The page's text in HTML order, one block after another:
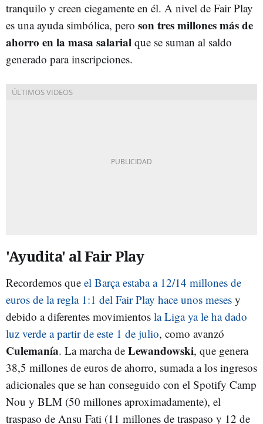
tranquilo y creen ciegamente en él. A nivel de Fair Play
es una ayuda simbólica, pero son tres millones más de
ahorro en la masa salarial que se suman al saldo
generado para inscripciones.
'Ayudita' al Fair Play
Recordemos que el Barça estaba a 12/14 millones de
euros de la regla 1:1 del Fair Play hace unos meses y
debido a diferentes movimientos la Liga ya le ha dado
luz verde a partir de este 1 de julio, como avanzó
Culemanía. La marcha de Lewandowski, que genera
38,5 millones de euros de ahorro, sumada a los ingresos
adicionales que se han conseguido con el Spotify Camp
Nou y BLM (50 millones aproximadamente), el
traspaso de Ansu Fati (11 millones de traspaso y 12 de